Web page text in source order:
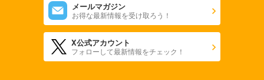
メールマガジン
お得な最新情報を受け取ろう！
X公式アカウント
フォローして最新情報をチェック！